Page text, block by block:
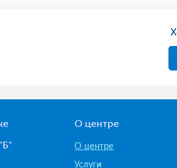
О центре
О центре
Услуги